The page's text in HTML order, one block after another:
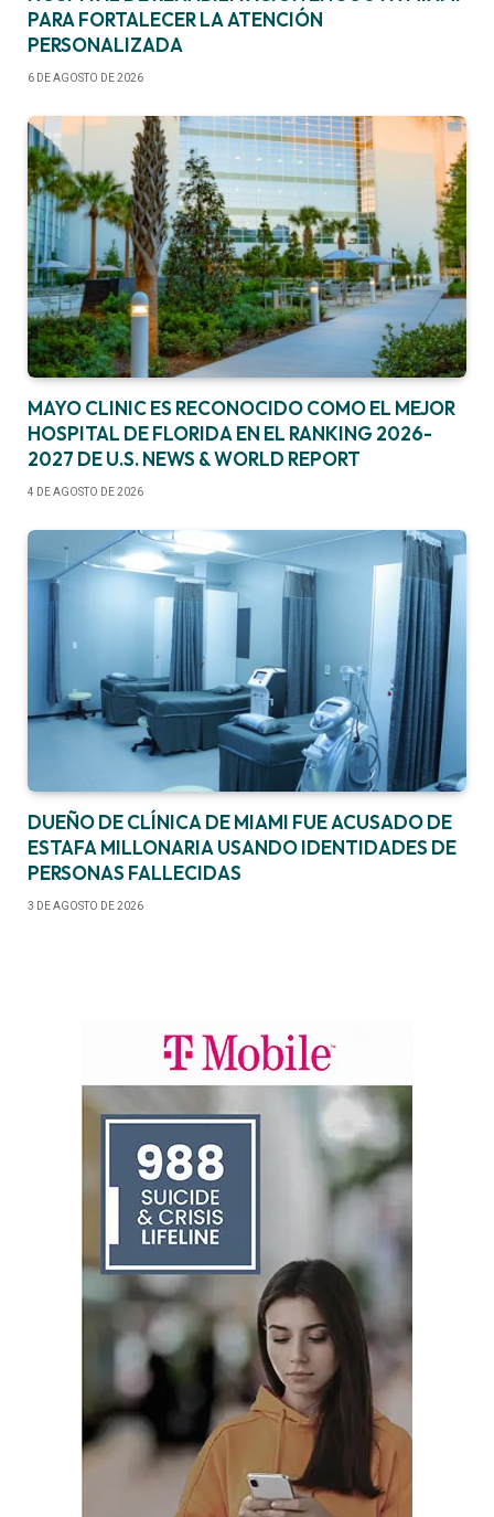
PARA FORTALECER LA ATENCIÓN
PERSONALIZADA
6 DE AGOSTO DE 2026
MAYO CLINIC ES RECONOCIDO COMO EL MEJOR
HOSPITAL DE FLORIDA EN EL RANKING 2026-
2027 DE U.S. NEWS & WORLD REPORT
4 DE AGOSTO DE 2026
DUEÑO DE CLÍNICA DE MIAMI FUE ACUSADO DE
ESTAFA MILLONARIA USANDO IDENTIDADES DE
PERSONAS FALLECIDAS
3 DE AGOSTO DE 2026